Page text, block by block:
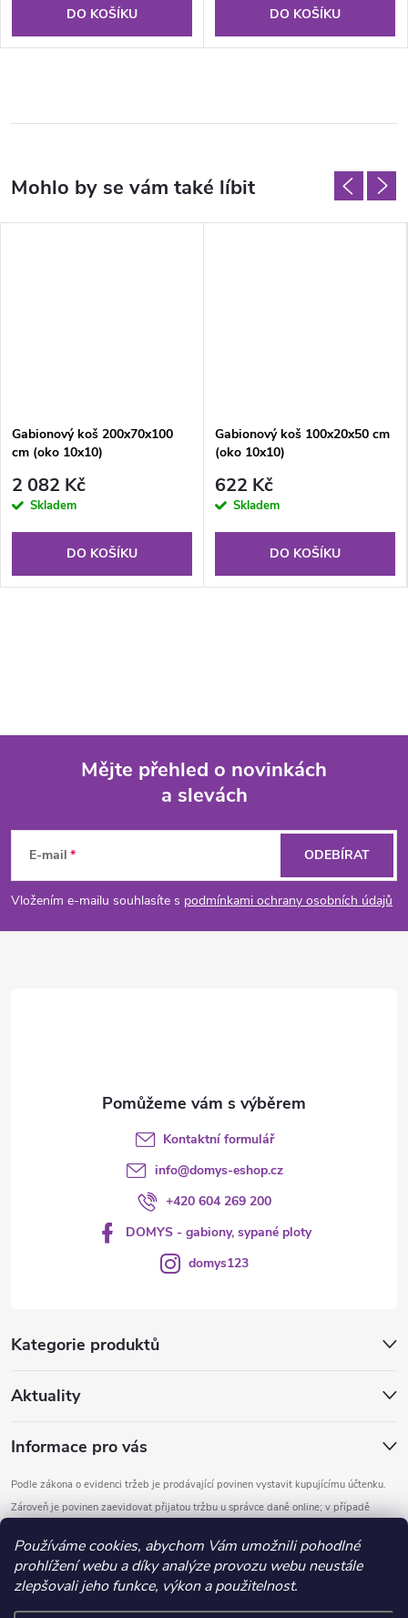
Používáme cookies, abychom Vám umožnili pohodlné
prohlížení webu a díky analýze provozu webu neustále
zlepšovali jeho funkce, výkon a použitelnost.
DO KOŠÍKU DO KOŠÍKU
Gabionový koš 200x70x100
cm (oko 10x10)
2 082 Kč
Skladem
DO KOŠÍKU
Gabionový koš 100x20x50 cm
(oko 10x10)
622 Kč
Skladem
DO KOŠÍKU
p
Mějte přehled o novinkách
a slevách
E-mail
Vložením e-mailu souhlasíte s podmínkami ochrany osobních údajů
ODEBÍRAT
Kategorie produktů
Aktuality
Informace pro vás
Podle zákona o evidenci tržeb je prodávající povinen vystavit kupujícímu účtenku.
Zároveň je povinen zaevidovat přijatou tržbu u správce daně online; v případě
Kontaktní formulář
info@domys-eshop.cz
+420 604 269 200
DOMYS - gabiony, sypané ploty
domys123
Copyright 2026DOMYS. Všechna práva vyhrazena.